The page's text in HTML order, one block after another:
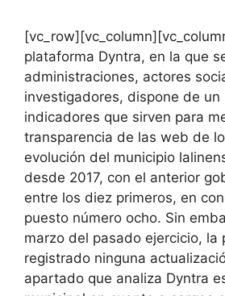
plataforma Dyntra, en la que
administraciones, actores
investigadores, dispone de un
indicadores que sirven para
transparencia de las web de
evolución del municipio
desde 2017, con el anterior
entre los diez primeros, en
puesto número ocho. Sin
marzo del pasado ejercicio, la
registrado ninguna
apartado que analiza Dyntra